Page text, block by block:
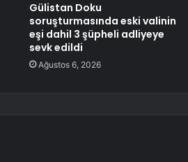
Gülistan Doku
soruşturmasında eski valinin
eşi dahil 3 şüpheli adliyeye
sevk edildi
Ağustos 6, 2026